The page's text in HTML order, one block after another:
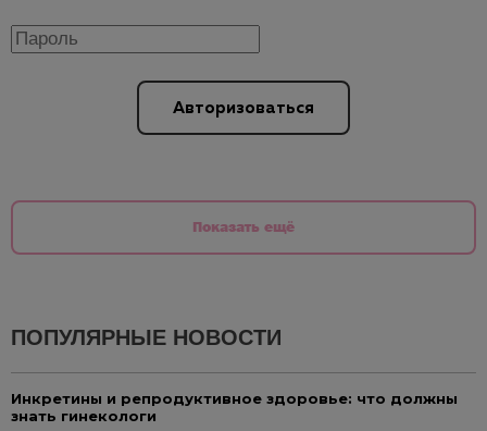
Авторизоваться
Показать ещё
ПОПУЛЯРНЫЕ НОВОСТИ
Инкретины и репродуктивное здоровье: что должны
знать гинекологи